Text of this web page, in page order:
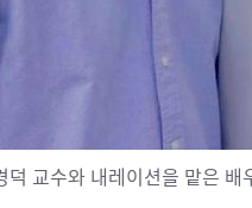
덕 교수와 내레이션을 맡은